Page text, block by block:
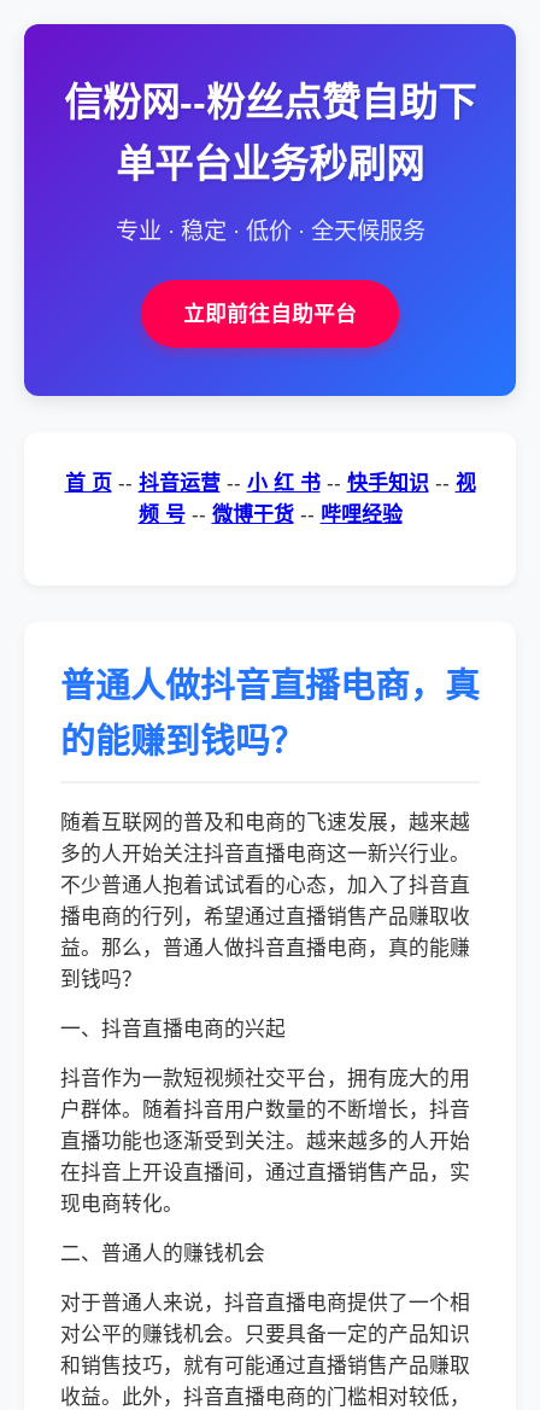
信粉网--粉丝点赞自助下
单平台业务秒刷网
专业 · 稳定 · 低价 · 全天候服务
立即前往自助平台
首 页 -- 抖音运营 -- 小 红 书 -- 快手知识 -- 视
频 号 -- 微博干货 -- 哔哩经验
普通人做抖音直播电商，真
的能赚到钱吗？
随着互联网的普及和电商的飞速发展，越来越
多的人开始关注抖音直播电商这一新兴行业。
不少普通人抱着试试看的心态，加入了抖音直
播电商的行列，希望通过直播销售产品赚取收
益。那么，普通人做抖音直播电商，真的能赚
到钱吗？
一、抖音直播电商的兴起
抖音作为一款短视频社交平台，拥有庞大的用
户群体。随着抖音用户数量的不断增长，抖音
直播功能也逐渐受到关注。越来越多的人开始
在抖音上开设直播间，通过直播销售产品，实
现电商转化。
二、普通人的赚钱机会
对于普通人来说，抖音直播电商提供了一个相
对公平的赚钱机会。只要具备一定的产品知识
和销售技巧，就有可能通过直播销售产品赚取
收益。此外，抖音直播电商的门槛相对较低，